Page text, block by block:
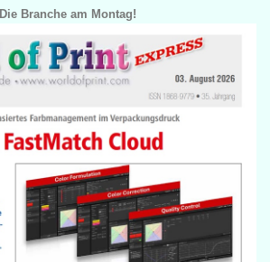
Die Branche am Montag!